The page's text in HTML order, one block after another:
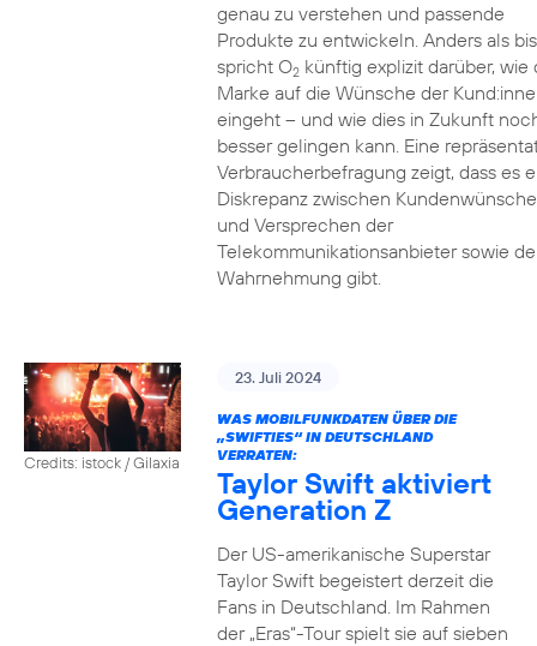
genau zu verstehen und passende
Produkte zu entwickeln. Anders als
spricht O2künftig explizit darüber, wie
Marke auf die Wünsche der
eingeht – und wie dies in Zukunft
besser gelingen kann. Eine
Verbraucherbefragung zeigt, dass es
Diskrepanz zwischen
und Versprechen der
Telekommunikationsanbieter sowie
Wahrnehmung gibt.
Credits: istock / Gilaxia
23. Juli 2024
WAS MOBILFUNKDATEN ÜBER DIE
„SWIFTIES“ IN DEUTSCHLAND
VERRATEN:
Taylor Swift aktiviert
Generation Z
Der US-amerikanische Superstar
Taylor Swift begeistert derzeit die
Fans in Deutschland. Im Rahmen
der „Eras“-Tour spielt sie auf sieben